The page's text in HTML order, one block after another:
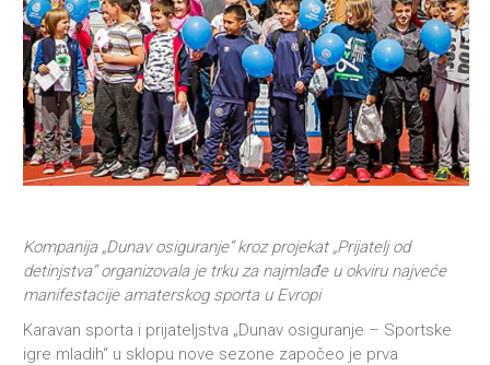
Kompanija „Dunav osiguranje“ kroz projekat „Prijatelj od
detinjstva“ organizovala je trku za najmlađe u okviru najveće
manifestacije amaterskog sporta u Evropi
Karavan sporta i prijateljstva „Dunav osiguranje – Sportske
igre mladih“ u sklopu nove sezone započeo je prva